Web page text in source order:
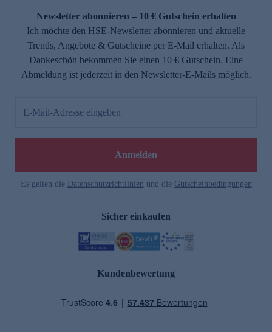
Newsletter abonnieren – 10 € Gutschein erhalten
Ich möchte den HSE-Newsletter abonnieren und aktuelle
Trends, Angebote & Gutscheine per E-Mail erhalten. Als
Dankeschön bekommen Sie einen 10 € Gutschein. Eine
Abmeldung ist jederzeit in den Newsletter-E-Mails möglich.
E-Mail-Adresse eingeben
Anmelden
Es gelten die Datenschutzrichtlinien und die Gutscheinbedingungen
Sicher einkaufen
Kundenbewertung